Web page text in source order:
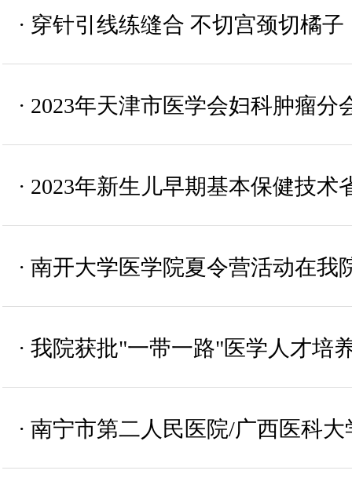
· 穿针引线练缝合 不切宫颈切橘子
· 2023年天津市医学会妇科肿瘤分
· 2023年新生儿早期基本保健技
· 南开大学医学院夏令营活动在我
· 我院获批"一带一路"医学人才培
· 南宁市第二人民医院/广西医科